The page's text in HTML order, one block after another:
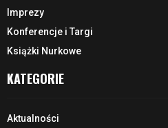
Imprezy
Konferencje i Targi
Książki Nurkowe
KATEGORIE
Aktualności